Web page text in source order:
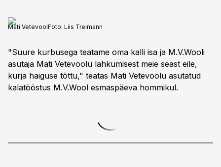
Mati VetevoolFoto: Liis Treimann
"Suure kurbusega teatame oma kalli isa ja M.V.Wooli
asutaja Mati Vetevoolu lahkumisest meie seast eile,
kurja haiguse tõttu," teatas Mati Vetevoolu asutatud
kalatööstus M.V.Wool esmaspäeva hommikul.